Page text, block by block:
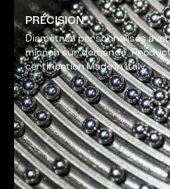
PRÉCISION
Diamètres personnalisés
micron sur demande.
certification Made in Italy.